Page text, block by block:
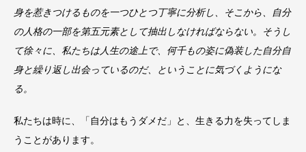
身を惹きつけるものを一つひとつ丁寧に分析し、そこから、自分
の人格の一部を第五元素として抽出しなければならない。そうし
て徐々に、私たちは人生の途上で、何千もの姿に偽装した自分自
身と繰り返し出会っているのだ、ということに気づくようにな
る。
私たちは時に、「自分はもうダメだ」と、生きる力を失ってしま
うことがあります。